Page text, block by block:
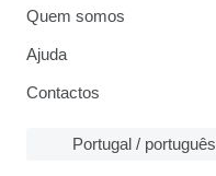
Quem somos
Ajuda
Contactos
Portugal / português